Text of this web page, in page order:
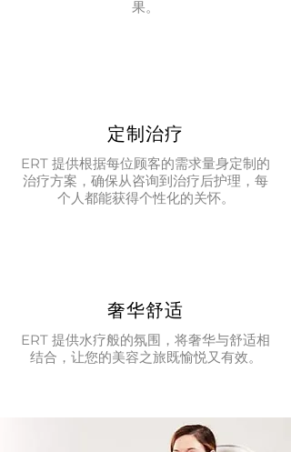
果。
定制治疗
ERT 提供根据每位顾客的需求量身定制的
治疗方案，确保从咨询到治疗后护理，每
个人都能获得个性化的关怀。
奢华舒适
ERT 提供水疗般的氛围，将奢华与舒适相
结合，让您的美容之旅既愉悦又有效。